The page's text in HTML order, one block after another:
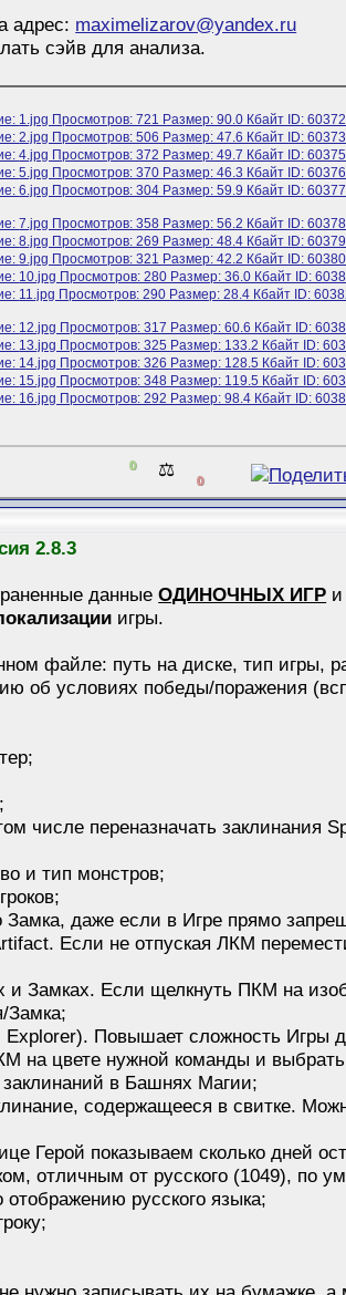
адрес: maximelizarov@yandex.ru
сэйв для анализа.
0 ⚖️ 0
2.8.3
данныеОДИНОЧНЫХ ИГР
игры.
файле: путь на диске, тип игры,
об условиях победы/поражения
числе переназначать заклинания
и тип монстров;
Замка, даже если в Игре прямо
Если не отпуская ЛКМ
и Замках. Если щелкнуть ПКМ на
Замка;
Explorer). Повышает сложность Игры
на цвете нужной команды и
в Башнях Магии;
содержащееся в свитке.
Герой показываем сколько дней
отличным от русского (1049), по
русского языка;